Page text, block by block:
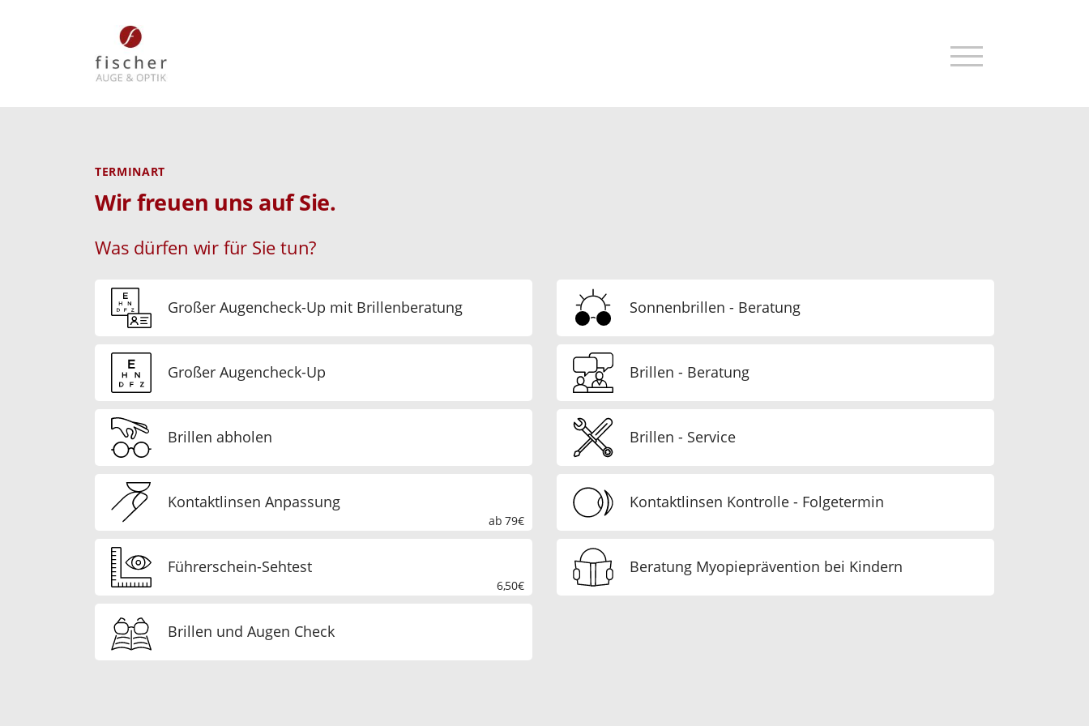
TERMINART
Wir freuen uns auf Sie.
Was dürfen wir für Sie tun?
Großer Augencheck-Up mit Brillenberatung Sonnenbrillen - Beratung
Großer Augencheck-Up Brillen - Beratung
Brillen abholen Brillen - Service
Kontaktlinsen Anpassung
ab 79€
Kontaktlinsen Kontrolle - Folgetermin
Führerschein-Sehtest
6,50€
Beratung Myopieprävention bei Kindern
Brillen und Augen Check